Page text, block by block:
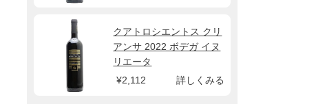
クアトロシエントス クリ
アンサ 2022 ボデガ イヌ
リエータ
¥2,112
詳しくみる